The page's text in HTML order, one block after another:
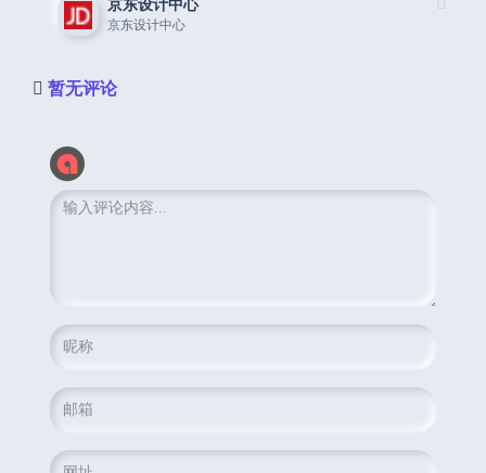
京东设计中心
京东设计中心
暂无评论